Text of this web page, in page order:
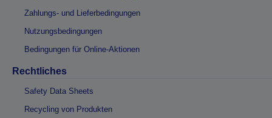
Zahlungs- und Lieferbedingungen
Nutzungsbedingungen
Bedingungen für Online-Aktionen
Rechtliches
Safety Data Sheets
Recycling von Produkten